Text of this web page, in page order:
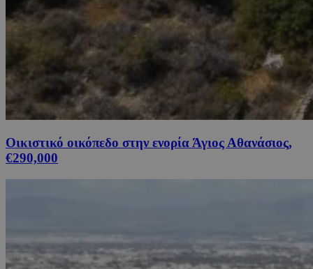
Οικιστικό οικόπεδο στην ενορία Άγιος Αθανάσιος,
€290,000